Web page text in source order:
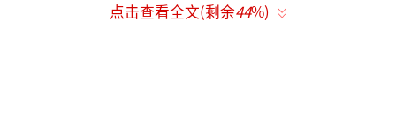
“这都是对国歌的不尊重。”于海说，这
点击查看全文(剩余44%)